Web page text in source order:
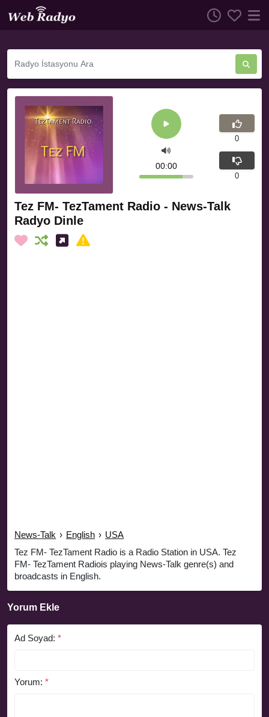
Tez FM- TezTament Radio - News-Talk
Radyo Dinle
News-Talk › English › USA
Tez FM- TezTament Radio is a Radio Station in USA. Tez
FM- TezTament Radiois playing News-Talk genre(s) and
broadcasts in English.
00:00
0
0
Yorum Ekle
Ad Soyad: *
Yorum: *